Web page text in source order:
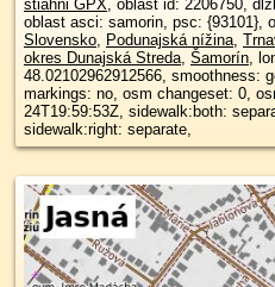
stiahni GPX, oblast id: 2206750, dlzka: 509, oblast name: Šamorín,
oblast asci: samorin, psc: {93101},
Slovensko, Podunajská nížina,
okres Dunajská Streda, Šamorín,
48.02102962912566, smoothness:
markings: no, osm changeset: 0,
24T19:59:53Z, sidewalk:both:
sidewalk:right: separate,